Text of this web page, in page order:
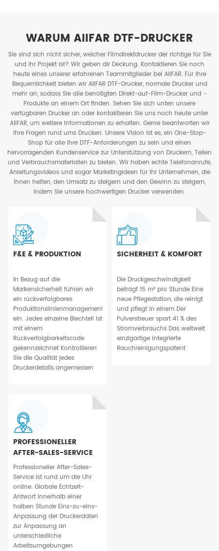
WARUM AIIFAR DTF-DRUCKER
Sie sind sich nicht sicher, welcher Filmdirektdrucker der richtige für Sie
und Ihr Projekt ist? Wir geben dir Deckung. Kontaktieren Sie noch
heute eines unserer erfahrenen Teammitglieder bei AIIFAR. Für Ihre
Bequemlichkeit bieten wir AIIFAR DTF-Drucker, normale Drucker und
mehr an, sodass Sie alle benötigten Direkt-auf-Film-Drucker und -
Produkte an einem Ort finden. Sehen Sie sich unten unsere
verfügbaren Drucker an oder kontaktieren Sie uns noch heute unter
AIIFAR, um weitere Informationen zu erhalten. Gerne beantworten wir
Ihre Fragen rund ums Drucken. Unsere Vision ist es, ein One-Stop-
Shop für alle Ihre DTF-Anforderungen zu sein und einen
hervorragenden Kundenservice zur Unterstützung von Druckern, Teilen
und Verbrauchsmaterialien zu bieten. Wir haben echte Telefonanrufe,
Anleitungsvideos und sogar Marketingideen für Ihr Unternehmen, die
Ihnen helfen, den Umsatz zu steigern und den Gewinn zu steigern,
indem Sie unsere hochwertigen Drucker verwenden.
F&E & PRODUKTION
In Bezug auf die
Markensicherheit führen wir
ein rückverfolgbares
Produktionslinienmanagement
ein. Jedes einzelne Blechteil ist
mit einem
Rückverfolgbarkeitscode
gekennzeichnet Kontrollieren
Sie die Qualität jedes
Druckerdetails angemessen
SICHERHEIT & KOMFORT
Die Druckgeschwindigkeit
beträgt 15 m² pro Stunde Eine
neue Pflegestation, die reinigt
und pflegt in einem Der
Pulverstreuer spart 41 % des
Stromverbrauchs Das weltweit
einzigartige integrierte
Rauchreinigungspatent
PROFESSIONELLER
AFTER-SALES-SERVICE
Professioneller After-Sales-
Service ist rund um die Uhr
online. Globale Echtzeit-
Antwort innerhalb einer
halben Stunde Eins-zu-eins-
Anpassung der Druckerdaten
zur Anpassung an
unterschiedliche
Arbeitsumgebungen